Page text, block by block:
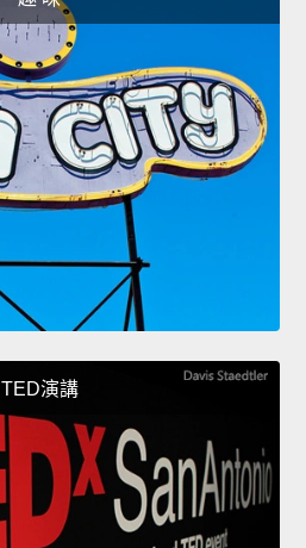
TED演講